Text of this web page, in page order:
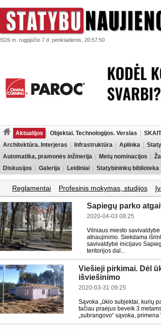
m. rugpjūčio 7 d. penktadienis, 20:57:50
Aktualijos Objektai. Technologijos. Verslas
Architektūra. Interjeras
Infrastruktūra Aplinka
Automatika, pramonės inžinerija
Metų nominacijos
Diskusijos
Galerija Leidiniai Statybininkų biblioteka
Reglamentai Profesinis mokymas, studijos
Sapiegų parko
2020-04-03 08:25
Vilniaus miesto
atnaujinimo. Siekdama
savivaldybė inicijavo
teritorijos dal...
Viešieji pirkimai. Dėl
išviešinimo
2020-03-31 09:25
Sąvoka „ūkio subjektai, kurių
tačiau praėjus beveik 3
„subrangovo“ sąvoka,